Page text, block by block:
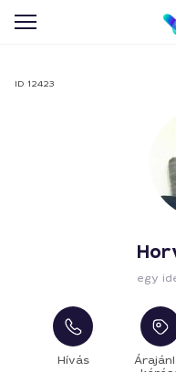
ID 12423
egy
Hívás